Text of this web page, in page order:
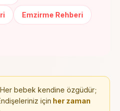
Emzirme Rehberi
Her bebek kendine özgüdür;
için her zaman